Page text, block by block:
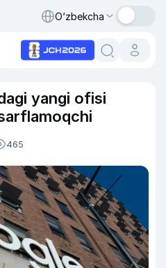
O‘zbekcha
yangi ofisi
465